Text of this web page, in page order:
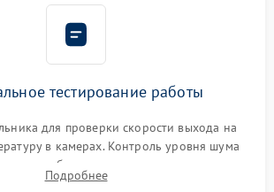
тестирование работы
для проверки скорости выхода на
в камерах. Контроль уровня шума
обмерзания стенок и корректного
системы автоматической оттайки.
Подробнее